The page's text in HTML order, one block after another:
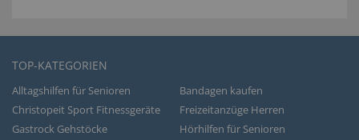
TOP-KATEGORIEN
Alltagshilfen für Senioren
Bandagen kaufen
Christopeit Sport Fitnessgeräte
Freizeitanzüge Herren
Gastrock Gehstöcke
Hörhilfen für Senioren